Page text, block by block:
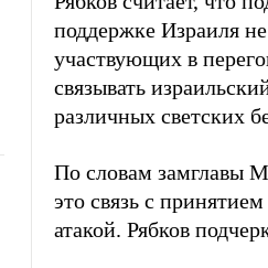
поддержке Израиля
участвующих в
связывать
различных светских
По словам замглавы
это связь с
атакой. Рябков